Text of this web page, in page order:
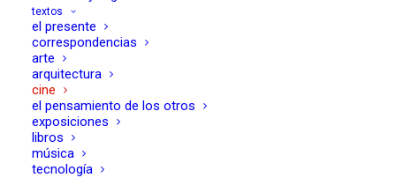
textos
el presente
correspondencias
arte
arquitectura
cine
el pensamiento de los otros
exposiciones
libros
música
tecnología
Ténèbres, Denys
Arcand, 2008)
19/05/2008